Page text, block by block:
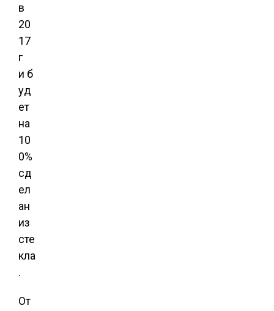
в
20
17
г
и б
уд
ет
на
10
0%
сд
ел
ан
из
сте
кла
.
От